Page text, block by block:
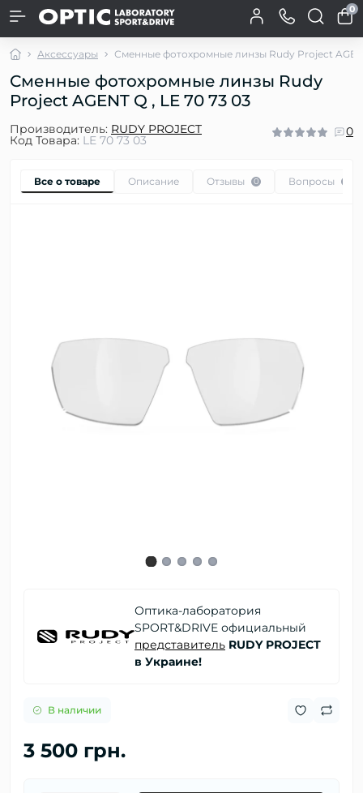
0
Аксессуары Сменные фотохромные линзы Rudy Project
Сменные фотохромные линзы Rudy
Project AGENT Q , LE 70 73 03
Производитель: RUDY PROJECT
Код Товара: LE 70 73 03
0
Все о товаре Описание Отзывы 0 Вопросы
Оптика-лаборатория
SPORT&DRIVE официальный
представитель RUDY PROJECT
в Украине!
В наличии
3 500 грн.